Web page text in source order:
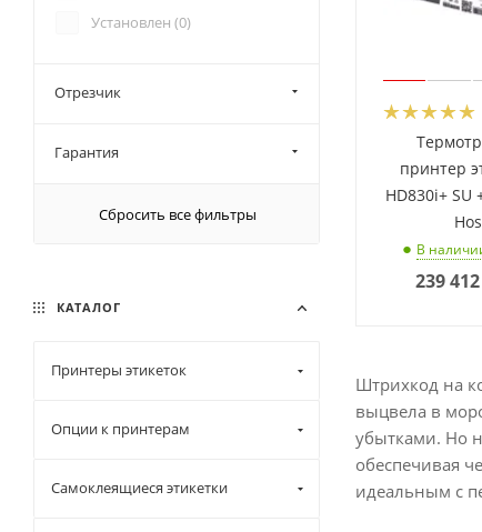
принтер
HD830i+ SU
В
239 412
Штрихкод на
выцвела в
убытками. Но
обеспечивая
идеальным с
Установлен (0)
Отрезчик
Гарантия
Сбросить все фильтры
КАТАЛОГ
Принтеры этикеток
Опции к принтерам
Самоклеящиеся этикетки